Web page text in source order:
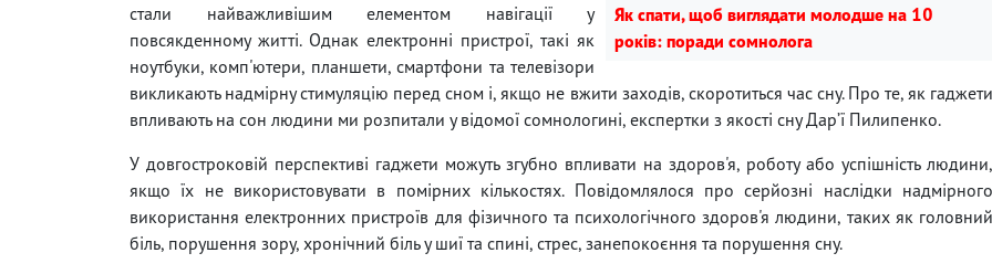
Як спати, щоб виглядати молодше на 10
років: поради сомнолога
стали найважливішим елементом навігації у
повсякденному житті. Однак електронні пристрої, такі як
ноутбуки, комп'ютери, планшети, смартфони та телевізори
викликають надмірну стимуляцію перед сном і, якщо не вжити заходів, скоротиться час сну. Про те, як гаджети
впливають на сон людини ми розпитали у відомої сомнологині, експертки з якості сну Дарʼї Пилипенко.
У довгостроковій перспективі гаджети можуть згубно впливати на здоров'я, роботу або успішність людини,
якщо їх не використовувати в помірних кількостях. Повідомлялося про серйозні наслідки надмірного
використання електронних пристроїв для фізичного та психологічного здоров'я людини, таких як головний
біль, порушення зору, хронічний біль у шиї та спині, стрес, занепокоєння та порушення сну.